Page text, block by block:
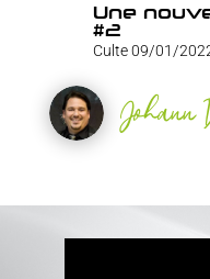
Une
#2
Culte 09/01/
Johann